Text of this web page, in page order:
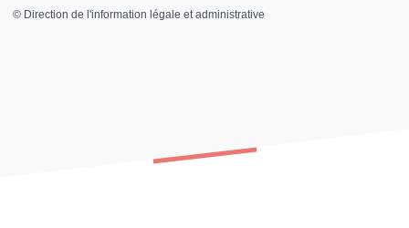
© Direction de l'information légale et administrative